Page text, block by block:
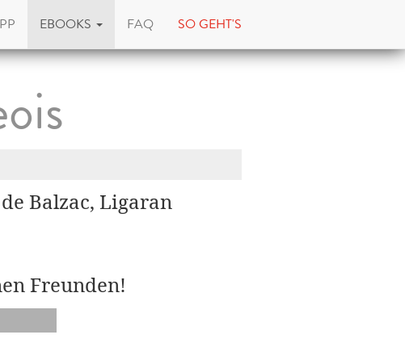
EBOOKS FAQ SO GEHT'S
Balzac, Ligaran
Freunden!